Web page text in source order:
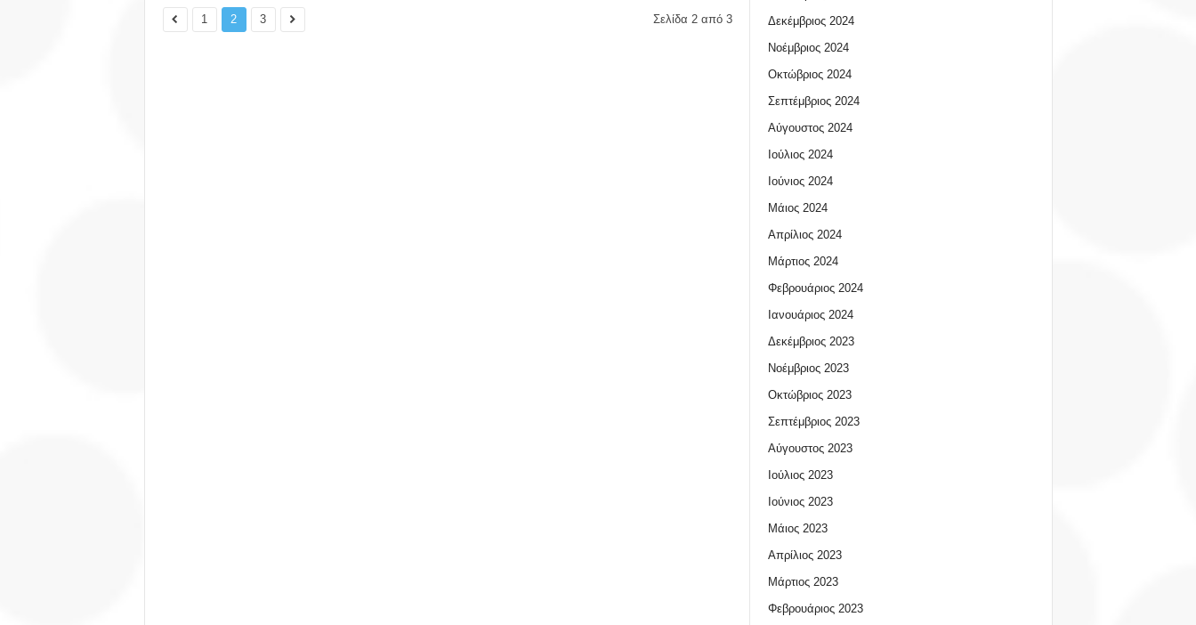
1 2 3 Σελίδα 2 από 3
Δεκέμβριος 2024
Νοέμβριος 2024
Οκτώβριος 2024
Σεπτέμβριος 2024
Αύγουστος 2024
Ιούλιος 2024
Ιούνιος 2024
Μάιος 2024
Απρίλιος 2024
Μάρτιος 2024
Φεβρουάριος 2024
Ιανουάριος 2024
Δεκέμβριος 2023
Νοέμβριος 2023
Οκτώβριος 2023
Σεπτέμβριος 2023
Αύγουστος 2023
Ιούλιος 2023
Ιούνιος 2023
Μάιος 2023
Απρίλιος 2023
Μάρτιος 2023
Φεβρουάριος 2023